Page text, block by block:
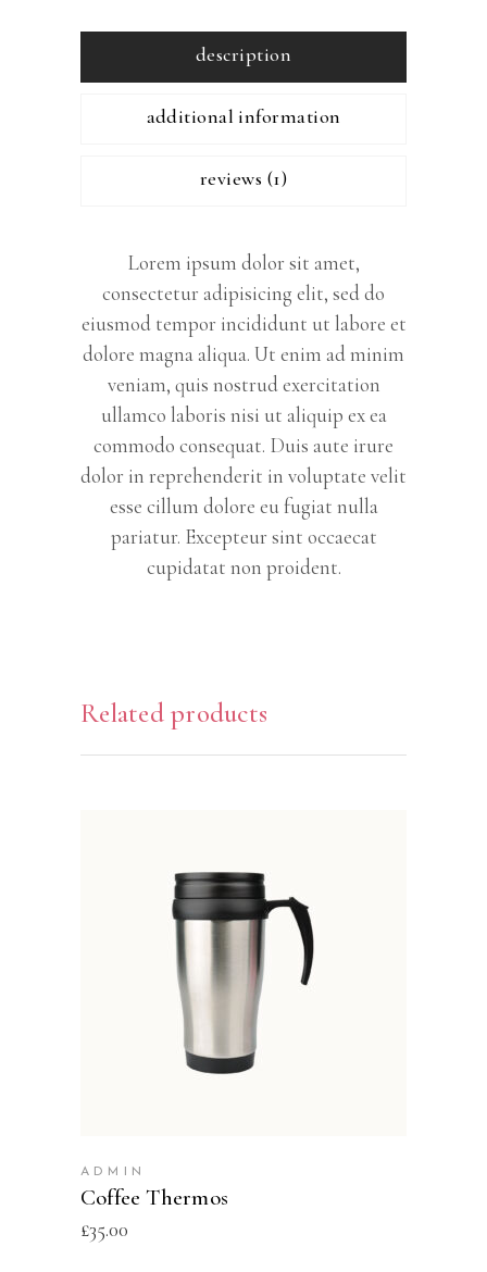
description
additional information
reviews (1)
Lorem ipsum dolor sit amet,
consectetur adipisicing elit, sed do
eiusmod tempor incididunt ut labore et
dolore magna aliqua. Ut enim ad minim
veniam, quis nostrud exercitation
ullamco laboris nisi ut aliquip ex ea
commodo consequat. Duis aute irure
dolor in reprehenderit in voluptate velit
esse cillum dolore eu fugiat nulla
pariatur. Excepteur sint occaecat
cupidatat non proident.
Related products
ADD TO CART
ADMIN
Coffee Thermos
£35.00